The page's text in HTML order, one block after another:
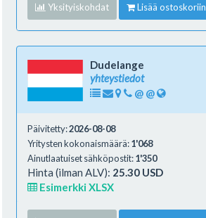
Yksityiskohdat Lisää ostoskoriin
Dudelange
yhteystiedot
@ @
Päivitetty:2026-08-08
Yritysten kokonaismäärä:1'068
Ainutlaatuiset sähköpostit:1'350
Hinta (ilman ALV): 25.30 USD
Esimerkki XLSX